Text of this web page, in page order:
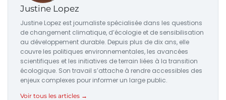
Justine Lopez
Justine Lopez est journaliste spécialisée dans les questions
de changement climatique, d’écologie et de sensibilisation
au développement durable. Depuis plus de dix ans, elle
couvre les politiques environnementales, les avancées
scientifiques et les initiatives de terrain liées à la transition
écologique. Son travail s’attache à rendre accessibles des
enjeux complexes pour informer un large public.
Voir tous les articles →